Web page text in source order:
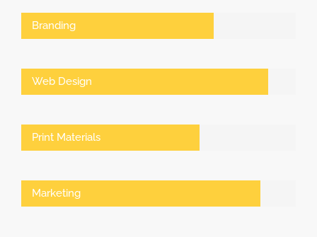
Branding
Web Design
Print Materials
Marketing